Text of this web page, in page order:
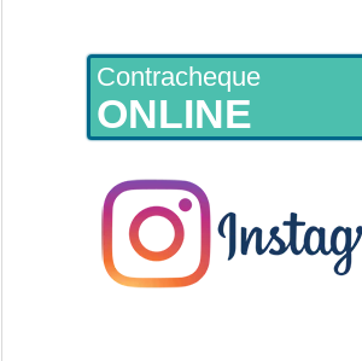
Contracheque
ONLINE